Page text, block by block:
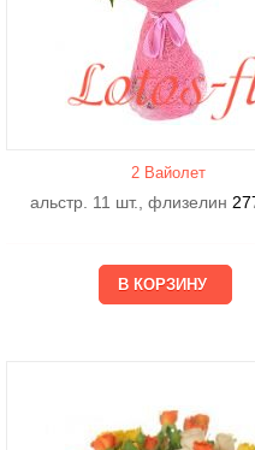
2 Вайолет
альстр. 11 шт., флизелин